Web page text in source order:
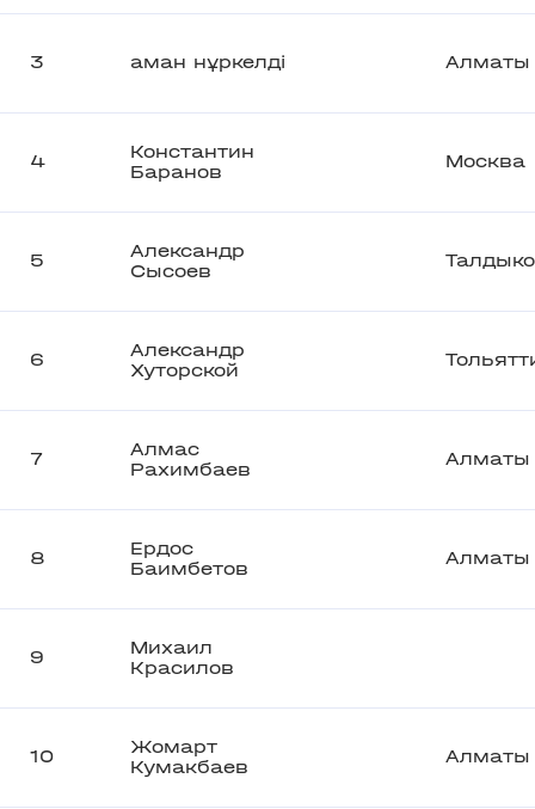
3 аман нұркелді Алматы
4
Константин
Баранов
Москва
5
Александр
Сысоев
6
Александр
Хуторской
7
Алмас
Рахимбаев
Алматы
8
Ердос
Баимбетов
Алматы
9
Михаил
Красилов
10
Жомарт
Кумакбаев
Алматы